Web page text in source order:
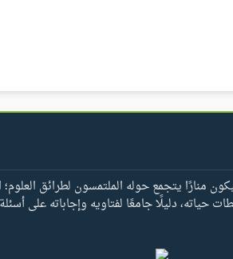
منارًا يتجمع حوله الملتمسون لطرائق العلوم؛
دليلًا جامعًا لفتاويه وإجاباته على